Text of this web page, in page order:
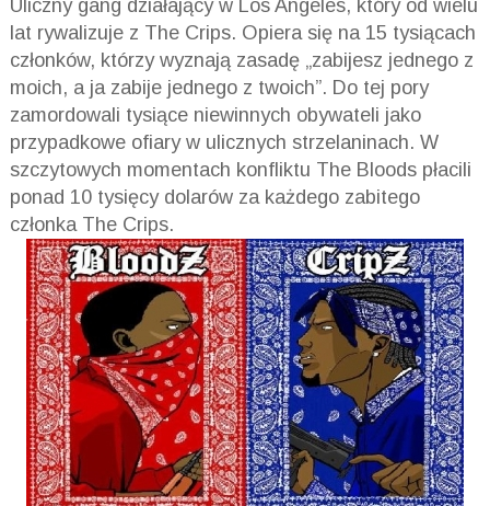
Uliczny gang działający w Los Angeles, który od wielu
lat rywalizuje z The Crips. Opiera się na 15 tysiącach
członków, którzy wyznają zasadę „zabijesz jednego z
moich, a ja zabije jednego z twoich”. Do tej pory
zamordowali tysiące niewinnych obywateli jako
przypadkowe ofiary w ulicznych strzelaninach. W
szczytowych momentach konfliktu The Bloods płacili
ponad 10 tysięcy dolarów za każdego zabitego
członka The Crips.